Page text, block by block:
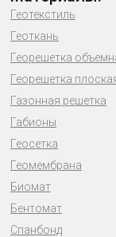
Геотекстиль
Геоткань
Георешетка
Георешетка
Газонная решетка
Габионы
Геосетка
Геомембрана
Биомат
Бентомат
Спанбонд